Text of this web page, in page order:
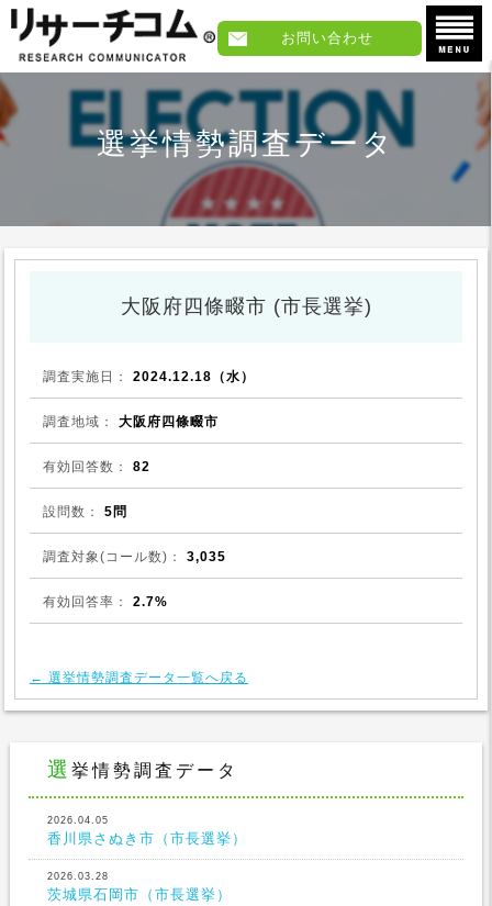
お問い合わせ
選挙情勢調査データ
大阪府四條畷市 (市長選挙)
調査実施日： 2024.12.18（水）
調査地域： 大阪府四條畷市
有効回答数： 82
設問数： 5問
調査対象(コール数)： 3,035
有効回答率： 2.7%
← 選挙情勢調査データ一覧へ戻る
選挙情勢調査データ
2026.04.05
香川県さぬき市（市長選挙）
2026.03.28
茨城県石岡市（市長選挙）